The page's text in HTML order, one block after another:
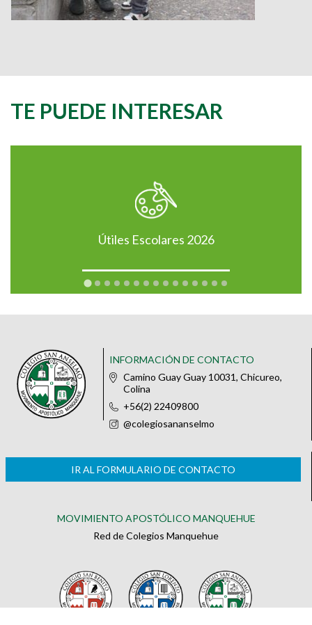
TE PUEDE INTERESAR
Útiles Escolares 2026
INFORMACIÓN DE CONTACTO
Camino Guay Guay 10031, Chicureo,
Colina
+56(2) 22409800
@colegiosananselmo
IR AL FORMULARIO DE CONTACTO
MOVIMIENTO APOSTÓLICO MANQUEHUE
Red de Colegios Manquehue